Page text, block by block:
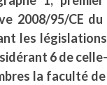
2008/95/CE du
les
6 de
la faculté